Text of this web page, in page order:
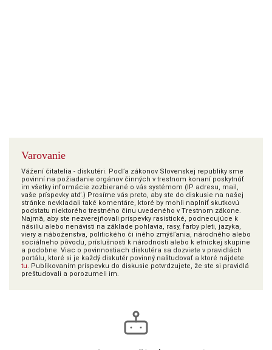
Varovanie
Vážení čitatelia - diskutéri. Podľa zákonov Slovenskej republiky sme
povinní na požiadanie orgánov činných v trestnom konaní poskytnúť
im všetky informácie zozbierané o vás systémom (IP adresu, mail,
vaše príspevky atď.) Prosíme vás preto, aby ste do diskusie na našej
stránke nevkladali také komentáre, ktoré by mohli naplniť skutkovú
podstatu niektorého trestného činu uvedeného v Trestnom zákone.
Najmä, aby ste nezverejňovali príspevky rasistické, podnecujúce k
násiliu alebo nenávisti na základe pohlavia, rasy, farby pleti, jazyka,
viery a náboženstva, politického či iného zmýšľania, národného alebo
sociálneho pôvodu, príslušnosti k národnosti alebo k etnickej skupine
a podobne. Viac o povinnostiach diskutéra sa dozviete v pravidlách
portálu, ktoré si je každý diskutér povinný naštudovať a ktoré nájdete
tu. Publikovaním príspevku do diskusie potvrdzujete, že ste si pravidlá
preštudovali a porozumeli im.